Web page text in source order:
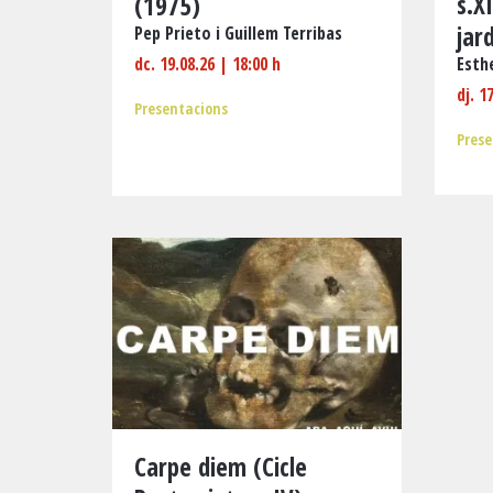
Pep Prieto i Guillem Terribas
dc. 19.08.26 | 18:00 h
Presentacions
dj.
Carpe diem (Cicle